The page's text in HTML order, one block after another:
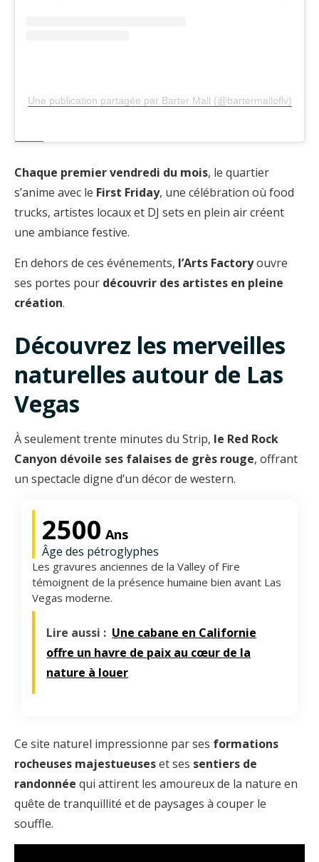
Une publication partagée par Barter Mall (@bartermalloflv)
Chaque premier vendredi du mois, le quartier
s’anime avec le First Friday, une célébration où food
trucks, artistes locaux et DJ sets en plein air créent
une ambiance festive.
En dehors de ces événements, l’Arts Factoryouvre
ses portes pour découvrir des artistes en pleine
création.
Découvrez les merveilles
naturelles autour de Las
Vegas
À seulement trente minutes du Strip, le Red Rock
Canyon dévoile ses falaises de grès rouge, offrant
un spectacle digne d’un décor de western.
2500 Ans
Âge des pétroglyphes
Les gravures anciennes de la Valley of Fire
témoignent de la présence humaine bien avant Las
Vegas moderne.
Lire aussi : Une cabane en Californie
offre un havre de paix au cœur de la
nature à louer
Ce site naturel impressionne par ses formations
rocheuses majestueuseset ses sentiers de
randonnée qui attirent les amoureux de la nature en
quête de tranquillité et de paysages à couper le
souffle.